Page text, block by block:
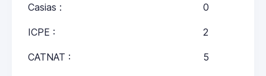
Casias : 0
ICPE : 2
CATNAT : 5